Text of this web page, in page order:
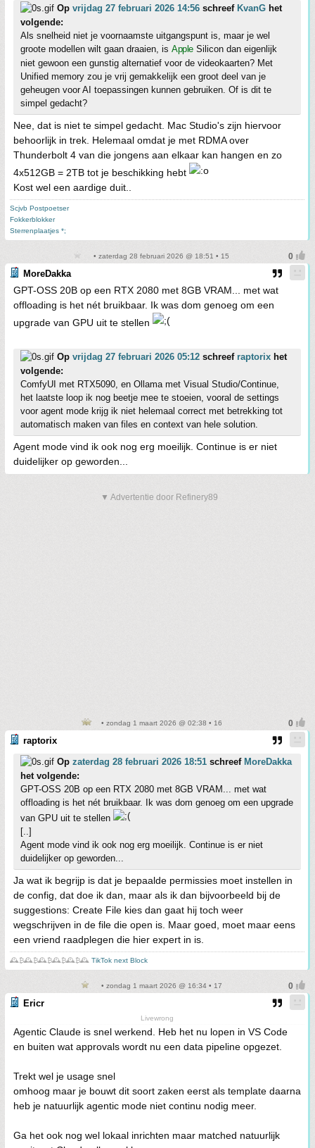
Op vrijdag 27 februari 2026 14:56 schreef KvanG het
volgende:
Als snelheid niet je voornaamste uitgangspunt is, maar je wel
groote modellen wilt gaan draaien, is AppleSilicon dan eigenlijk
niet gewoon een gunstig alternatief voor de videokaarten? Met
Unified memory zou je vrij gemakkelijk een groot deel van je
geheugen voor AI toepassingen kunnen gebruiken. Of is dit te
simpel gedacht?
Nee, dat is niet te simpel gedacht. Mac Studio's zijn hiervoor
behoorlijk in trek. Helemaal omdat je met RDMA over
Thunderbolt 4 van die jongens aan elkaar kan hangen en zo
4x512GB = 2TB tot je beschikking hebt
Kost wel een aardige duit..
Scjvb Postpoetser
Fokkerblokker
Sterrenplaatjes *;
• zaterdag 28 februari 2026 @ 18:51 • 15
MoreDakka
GPT-OSS 20B op een RTX 2080 met 8GB VRAM... met wat
offloading is het nét bruikbaar. Ik was dom genoeg om een
upgrade van GPU uit te stellen
Op vrijdag 27 februari 2026 05:12 schreef raptorix het
volgende:
ComfyUI met RTX5090, en Ollama met Visual Studio/Continue,
het laatste loop ik nog beetje mee te stoeien, vooral de settings
voor agent mode krijg ik niet helemaal correct met betrekking tot
automatisch maken van files en context van hele solution.
Agent mode vind ik ook nog erg moeilijk. Continue is er niet
duidelijker op geworden...
▼ Advertentie door Refinery89
• zondag 1 maart 2026 @ 02:38 • 16
raptorix
Op zaterdag 28 februari 2026 18:51 schreef MoreDakka
het volgende:
GPT-OSS 20B op een RTX 2080 met 8GB VRAM... met wat
offloading is het nét bruikbaar. Ik was dom genoeg om een upgrade
van GPU uit te stellen
[..]
Agent mode vind ik ook nog erg moeilijk. Continue is er niet
duidelijker op geworden...
Ja wat ik begrijp is dat je bepaalde permissies moet instellen in
de config, dat doe ik dan, maar als ik dan bijvoorbeeld bij de
suggestions: Create File kies dan gaat hij toch weer
wegschrijven in de file die open is. Maar goed, moet maar eens
een vriend raadplegen die hier expert in is.
🕰️₿🕰️₿🕰️₿🕰️₿🕰️₿🕰️ TikTok next Block
• zondag 1 maart 2026 @ 16:34 • 17
Ericr
Livewrong
Agentic Claude is snel werkend. Heb het nu lopen in VS Code
en buiten wat approvals wordt nu een data pipeline opgezet.
Trekt wel je usage snel
omhoog maar je bouwt dit soort zaken eerst als template daarna
heb je natuurlijk agentic mode niet continu nodig meer.
Ga het ook nog wel lokaal inrichten maar matched natuurlijk